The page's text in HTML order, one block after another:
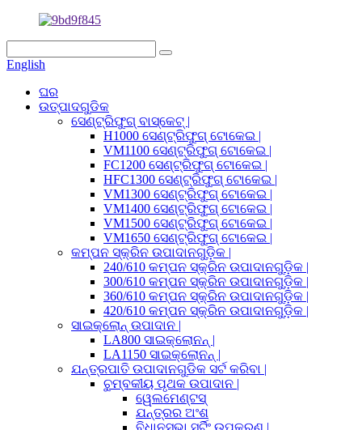
English
ଘର
ଉତ୍ପାଦଗୁଡିକ
ସେଣ୍ଟ୍ରିଫୁଗ୍ ବାସ୍କେଟ୍ |
H1000 ସେଣ୍ଟ୍ରିଫୁଗ୍ ଟୋକେଇ |
VM1100 ସେଣ୍ଟ୍ରିଫୁଗ୍ ଟୋକେଇ |
FC1200 ସେଣ୍ଟ୍ରିଫୁଗ୍ ଟୋକେଇ |
HFC1300 ସେଣ୍ଟ୍ରିଫୁଗ୍ ଟୋକେଇ |
VM1300 ସେଣ୍ଟ୍ରିଫୁଗ୍ ଟୋକେଇ |
VM1400 ସେଣ୍ଟ୍ରିଫୁଗ୍ ଟୋକେଇ |
VM1500 ସେଣ୍ଟ୍ରିଫୁଗ୍ ଟୋକେଇ |
VM1650 ସେଣ୍ଟ୍ରିଫୁଗ୍ ଟୋକେଇ |
କମ୍ପନ ସ୍କ୍ରିନ ଉପାଦାନଗୁଡ଼ିକ |
240/610 କମ୍ପନ ସ୍କ୍ରିନ ଉପାଦାନଗୁଡ଼ିକ |
300/610 କମ୍ପନ ସ୍କ୍ରିନ ଉପାଦାନଗୁଡ଼ିକ |
360/610 କମ୍ପନ ସ୍କ୍ରିନ ଉପାଦାନଗୁଡ଼ିକ |
420/610 କମ୍ପନ ସ୍କ୍ରିନ ଉପାଦାନଗୁଡ଼ିକ |
ସାଇକ୍ଲୋନ୍ ଉପାଦାନ |
LA800 ସାଇକ୍ଲୋନନ୍ |
LA1150 ସାଇକ୍ଲୋନନ୍ |
ଯନ୍ତ୍ରପାତି ଉପାଦାନଗୁଡିକ ସର୍ଟ କରିବା |
ଚୁମ୍ବକୀୟ ପୃଥକ ଉପାଦାନ |
ୱେଲମେଣ୍ଟସ୍
ଯନ୍ତ୍ରର ଅଂଶ
ବିଧାନସଭା ସର୍ଟିଂ ଉପକରଣ |